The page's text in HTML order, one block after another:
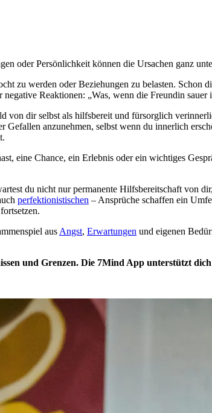
oder Persönlichkeit können die Ursachen ganz
zu werden oder Beziehungen zu belasten. Schon
negative Reaktionen: „Was, wenn die Freundin
von dir selbst als hilfsbereit und fürsorglich
Gefallen anzunehmen, selbst wenn du innerlich
eine Chance, ein Erlebnis oder ein wichtiges
du nicht nur permanente Hilfsbereitschaft von
perfektionistischen – Ansprüche schaffen ein
aus Angst, Erwartungen und eigenen
und Grenzen. Die 7Mind App unterstützt